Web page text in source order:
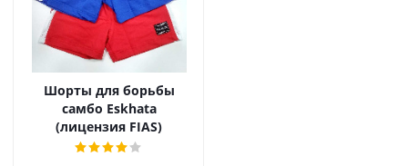
Шорты для борьбы
самбо Eskhata
(лицензия FIAS)